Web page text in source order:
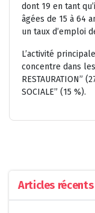
dont 19 en tant
âgées de 15 à 64
un taux d’emploi
L’activité
concentre dans
RESTAURATION”
SOCIALE” (15 %).
Articles récents